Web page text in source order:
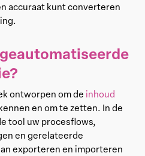
accuraat kunt converteren
ontworpen om de inhoud
en om te zetten. In de
tool uw procesflows,
en gerelateerde
exporteren en importeren